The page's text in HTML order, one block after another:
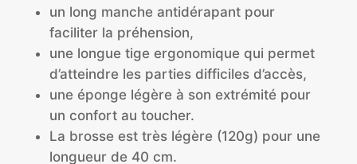
un long manche antidérapant pour
faciliter la préhension,
une longue tige ergonomique qui permet
d’atteindre les parties difficiles d’accès,
une éponge légère à son extrémité pour
un confort au toucher.
La brosse est très légère (120g) pour une
longueur de 40 cm.